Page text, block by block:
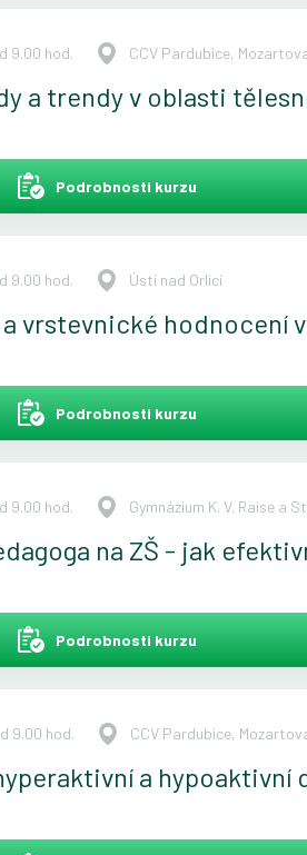
9.00 hod. CCV Pardubice,
a trendy v oblasti
Podrobnosti kurzu
9.00 hod. Ústí nad Orlicí
vrstevnické hodnocení v
Podrobnosti kurzu
9.00 hod. Gymnázium K. V. Raise a
na ZŠ - jak
Podrobnosti kurzu
9.00 hod. CCV Pardubice,
a hypoaktivní